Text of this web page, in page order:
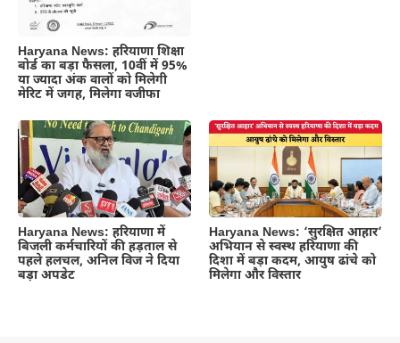
Haryana News: हरियाणा शिक्षा
बोर्ड का बड़ा फैसला, 10वीं में 95%
या ज्यादा अंक वालों को मिलेगी
मेरिट में जगह, मिलेगा वजीफा
Haryana News: हरियाणा में
बिजली कर्मचारियों की हड़ताल से
पहले हलचल, अनिल विज ने दिया
बड़ा अपडेट
Haryana News: ‘सुरक्षित आहार’
अभियान से स्वस्थ हरियाणा की
दिशा में बड़ा कदम, आयुष ढांचे को
मिलेगा और विस्तार